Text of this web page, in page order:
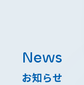
News
お知らせ